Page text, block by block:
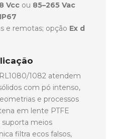
Vcc ou 85–265 Vac
IP67
e remotas; opção Ex d
1082 atendem
com pó intenso,
e processos
em lente PTFE
suporta meios
filtra ecos falsos,